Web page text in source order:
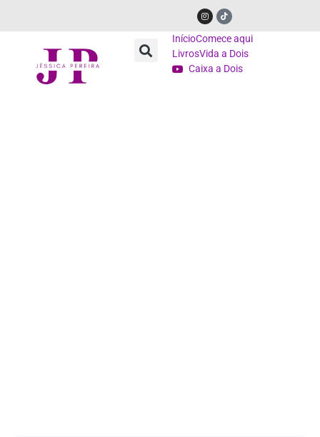
InícioComece aqui
LivrosVida a Dois
Caixa a Dois